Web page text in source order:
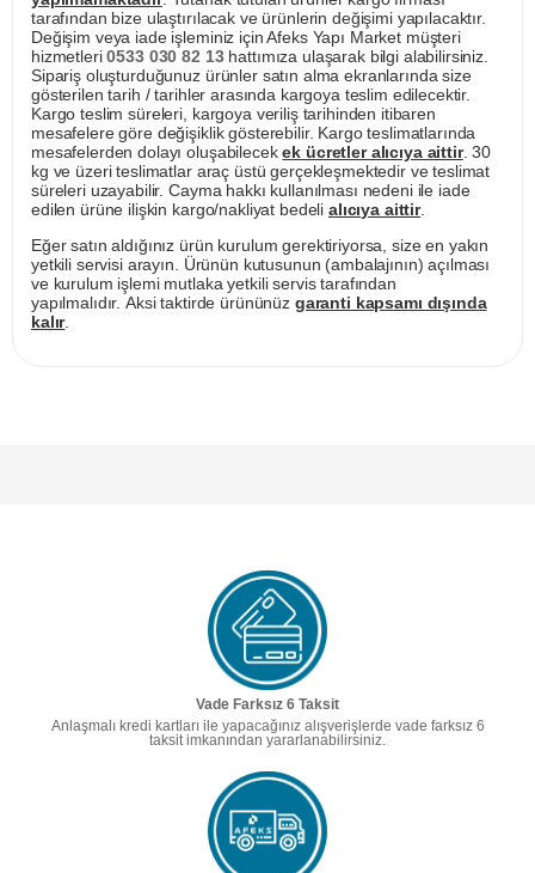
tarafından bize ulaştırılacak ve ürünlerin değişimi yapılacaktır.
Değişim veya iade işleminiz için Afeks Yapı Market müşteri
hizmetleri0533 030 82 13hattımıza ulaşarak bilgi alabilirsiniz.
Sipariş oluşturduğunuz ürünler satın alma ekranlarında size
gösterilen tarih / tarihler arasında kargoya teslim edilecektir.
Kargo teslim süreleri, kargoya veriliş tarihinden itibaren
mesafelere göre değişiklik gösterebilir. Kargo teslimatlarında
mesafelerden dolayı oluşabilecekek ücretler alıcıya aittir. 30
kg ve üzeri teslimatlar araç üstü gerçekleşmektedir ve teslimat
süreleri uzayabilir. Cayma hakkı kullanılması nedeni ile iade
edilen ürüne ilişkin kargo/nakliyat bedeli alıcıya aittir.
Eğer satın aldığınız ürün kurulum gerektiriyorsa, size en yakın
yetkili servisi arayın. Ürünün kutusunun (ambalajının) açılması
ve kurulum işlemi mutlaka yetkili servis tarafından
yapılmalıdır. Aksi taktirde ürününüz garanti kapsamı dışında
kalır.
Vade Farksız 6 Taksit
Anlaşmalı kredi kartları ile yapacağınız alışverişlerde vade farksız 6
taksit imkanından yararlanabilirsiniz.